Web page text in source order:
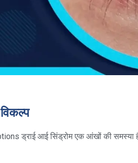
ड्राई आई सिंड्रोम एक आंखों की समस्या